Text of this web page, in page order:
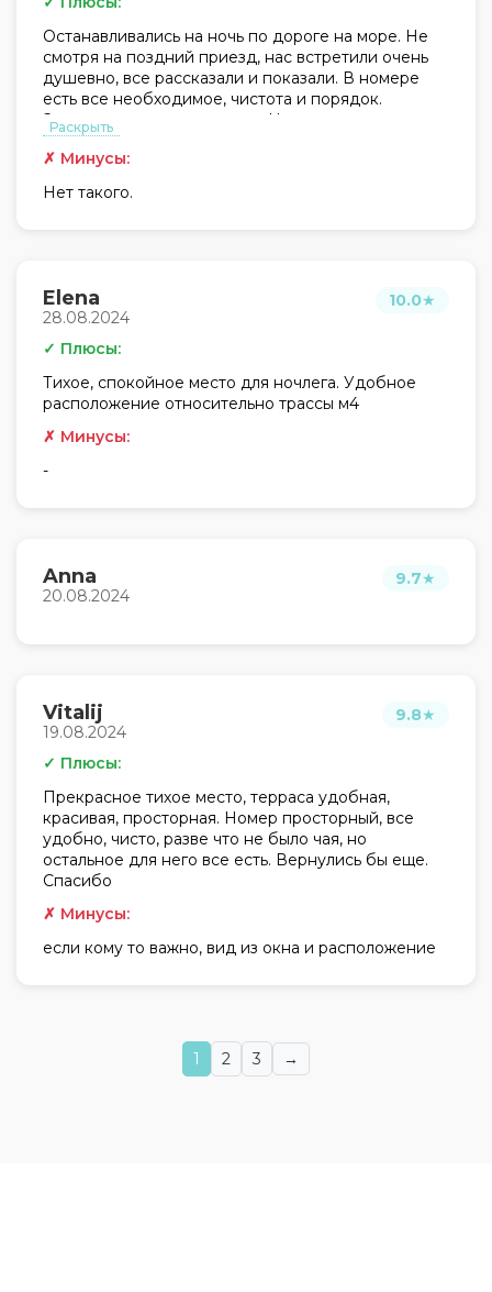
Останавливались на ночь по дороге на море. Не
смотря на поздний приезд, нас встретили очень
душевно, все рассказали и показали. В номере
есть все необходимое, чистота и порядок.
Звукоизоляция прекрасная. На этаже кулер и
микроволновка, что не могло не порадовать после
долгой дороги. Нам все понравилось. Чудесный
гостевой дом. Спасибо большое!
Раскрыть
✗ Минусы:
Нет такого.
Elena
28.08.2024
10.0★
✓ Плюсы:
Тихое, спокойное место для ночлега. Удобное
расположение относительно трассы м4
✗ Минусы:
-
Anna
20.08.2024
9.7★
Vitalij
19.08.2024
9.8★
✓ Плюсы:
Прекрасное тихое место, терраса удобная,
красивая, просторная. Номер просторный, все
удобно, чисто, разве что не было чая, но
остальное для него все есть. Вернулись бы еще.
Спасибо
✗ Минусы:
если кому то важно, вид из окна и расположение
1 2 3 →